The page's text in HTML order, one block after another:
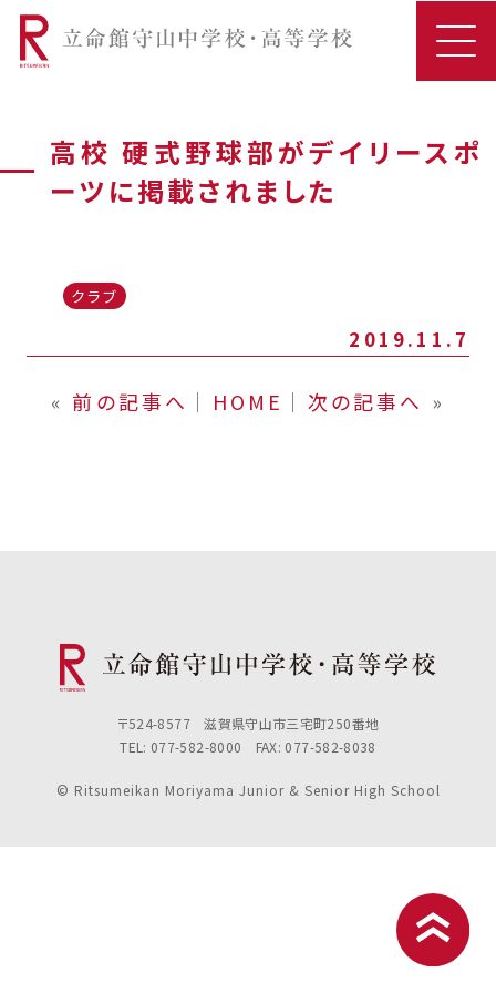
高校 硬式野球部がデイリースポ
ーツに掲載されました
クラブ
2019.11.7
« 前の記事へ │ HOME │ 次の記事へ »
〒524-8577 滋賀県守山市三宅町250番地
TEL: 077-582-8000 FAX: 077-582-8038
© Ritsumeikan Moriyama Junior & Senior High School